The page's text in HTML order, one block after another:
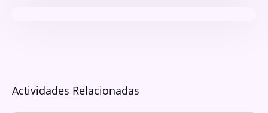
Actividades Relacionadas